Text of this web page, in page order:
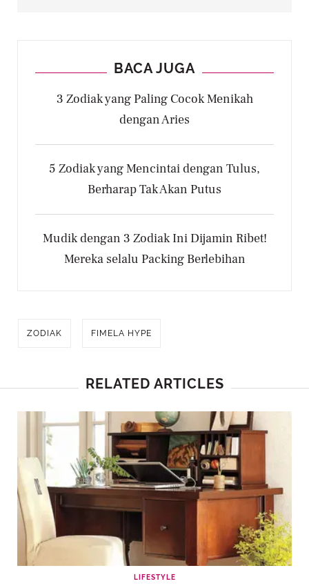
BACA JUGA
3 Zodiak yang Paling Cocok Menikah
dengan Aries
5 Zodiak yang Mencintai dengan Tulus,
Berharap Tak Akan Putus
Mudik dengan 3 Zodiak Ini Dijamin Ribet!
Mereka selalu Packing Berlebihan
ZODIAK FIMELA HYPE
RELATED ARTICLES
LIFESTYLE